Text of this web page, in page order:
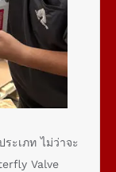
ะเภท ไม่ว่าจะ
Valve